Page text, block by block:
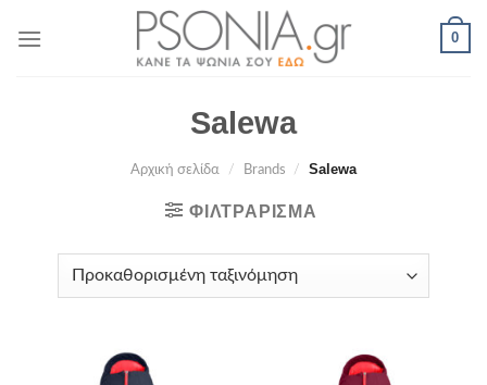
0
Salewa
Αρχική σελίδα / Brands / Salewa
ΦΙΛΤΡΆΡΙΣΜΑ